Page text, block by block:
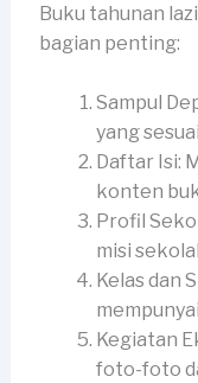
Buku tahunan
bagian penting:
Sampul
yang
Daftar Isi:
konten
Profil
misi
Kelas dan
Kegiatan
foto-foto